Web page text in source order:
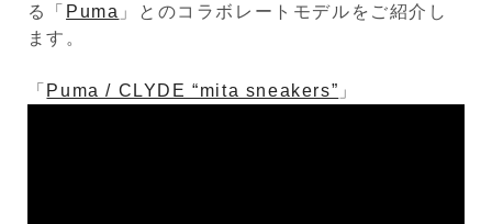
る「 Puma 」とのコラボレートモデルをご紹介し
ます。
「 Puma / CLYDE “mita sneakers” 」